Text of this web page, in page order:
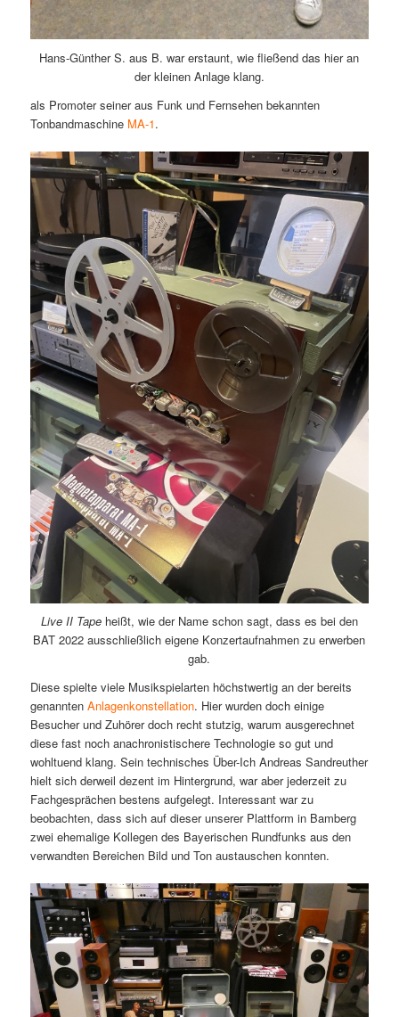
Hans-Günther S. aus B. war erstaunt, wie fließend das hier an
der kleinen Anlage klang.
als Promoter seiner aus Funk und Fernsehen bekannten
Tonbandmaschine MA-1.
Live II Tapeheißt, wie der Name schon sagt, dass es bei den
BAT 2022 ausschließlich eigene Konzertaufnahmen zu erwerben
gab.
Diese spielte viele Musikspielarten höchstwertig an der bereits
genannten Anlagenkonstellation. Hier wurden doch einige
Besucher und Zuhörer doch recht stutzig, warum ausgerechnet
diese fast noch anachronistischere Technologie so gut und
wohltuend klang. Sein technisches Über-Ich Andreas Sandreuther
hielt sich derweil dezent im Hintergrund, war aber jederzeit zu
Fachgesprächen bestens aufgelegt. Interessant war zu
beobachten, dass sich auf dieser unserer Plattform in Bamberg
zwei ehemalige Kollegen des Bayerischen Rundfunks aus den
verwandten Bereichen Bild und Ton austauschen konnten.